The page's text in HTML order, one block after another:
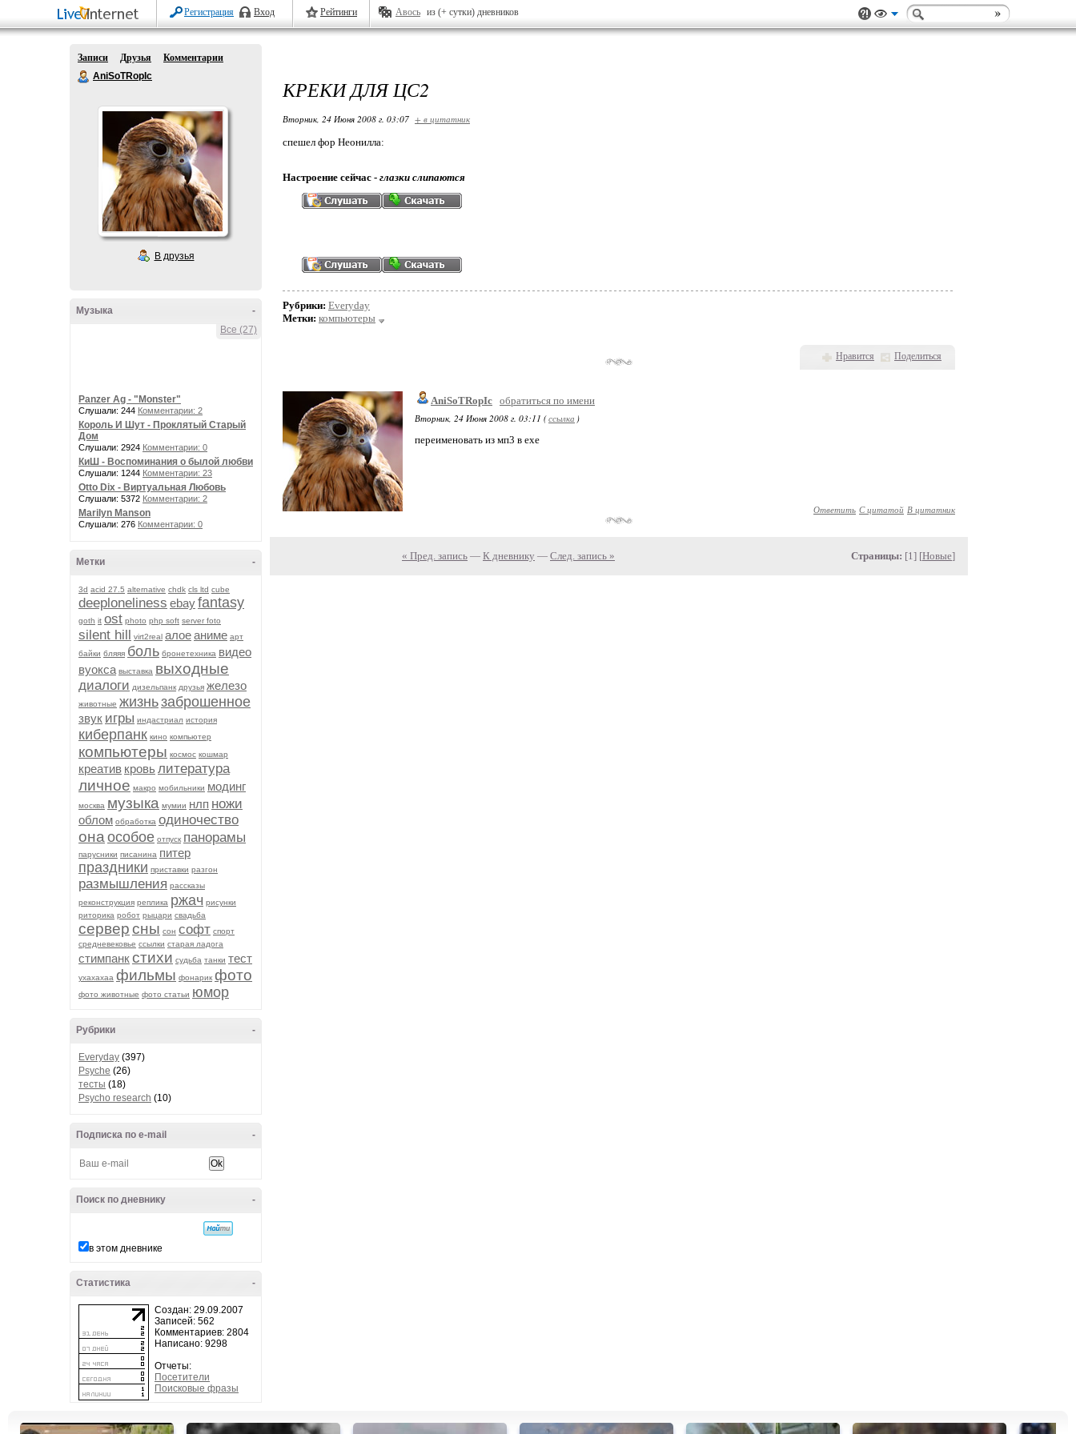
Регистрация Вход Рейтинги Авось из (+ сутки) дневников
Записи Друзья
Комментарии
AniSoTRopIc
В друзья
-
Музыка
Все (27)
Panzer Ag - "Monster"
Слушали: 244 Комментарии: 2
Король И Шут - Проклятый Старый
Дом
Слушали: 2924 Комментарии: 0
КиШ - Воспоминания о былой любви
Слушали: 1244 Комментарии: 23
Otto Dix - Виртуальная Любовь
Слушали: 5372 Комментарии: 2
Marilyn Manson
Слушали: 276 Комментарии: 0
-
Метки
3d acid 27.5 alternative chdk cls ltd cube
deeploneliness ebayfantasy
goth it ost photo php soft server foto
silent hill virt2real алоеаниме арт
байки бляяя боль бронетехника видео
вуокса выставка выходные
диалоги дизельпанк друзья железо
животные жизньзаброшенное
звук игры индастриал история
киберпанк кино компьютер
компьютеры космос кошмар
креатив кровьлитература
личное макро мобильники модинг
москва музыка мумии нлп ножи
облом обработка одиночество
она особое отпуск панорамы
парусники писанина питер
праздники приставки разгон
размышления рассказы
реконструкция реплика ржач рисунки
риторика робот рыцари свадьба
серверсны сон софт спорт
средневековье ссылки старая ладога
стимпанкстихи судьба танки тест
ухахахаа фильмы фонарик фото
фото животные фото статьи юмор
-
Рубрики
Everyday (397)
Psyche (26)
тесты (18)
Psycho research (10)
-
Подписка по e-mail
-
Поиск по дневнику
в этом дневнике
-
Статистика
Создан: 29.09.2007
Записей: 562
Комментариев: 2804
Написано: 9298
Отчеты:
Посетители
Поисковые фразы
КРЕКИ ДЛЯ ЦС2
Вторник, 24 Июня 2008 г. 03:07 + в цитатник
спешел фор Неонилла:
Настроение сейчас - глазки слипаются
Рубрики: Everyday
Метки: компьютеры
Нравится Поделиться
AniSoTRopIc обратиться по имени
Вторник, 24 Июня 2008 г. 03:11 (ссылка )
переименовать из мп3 в ехе
Ответить С цитатой В цитатник
« Пред. запись — К дневнику — След. запись » Страницы: [1] [Новые]